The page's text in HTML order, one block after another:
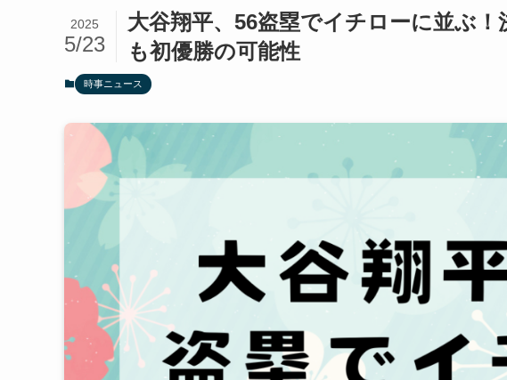
大谷翔平、56盗塁でイチローに並ぶ
も初優勝の可能性
2025
5/23
時事ニュース